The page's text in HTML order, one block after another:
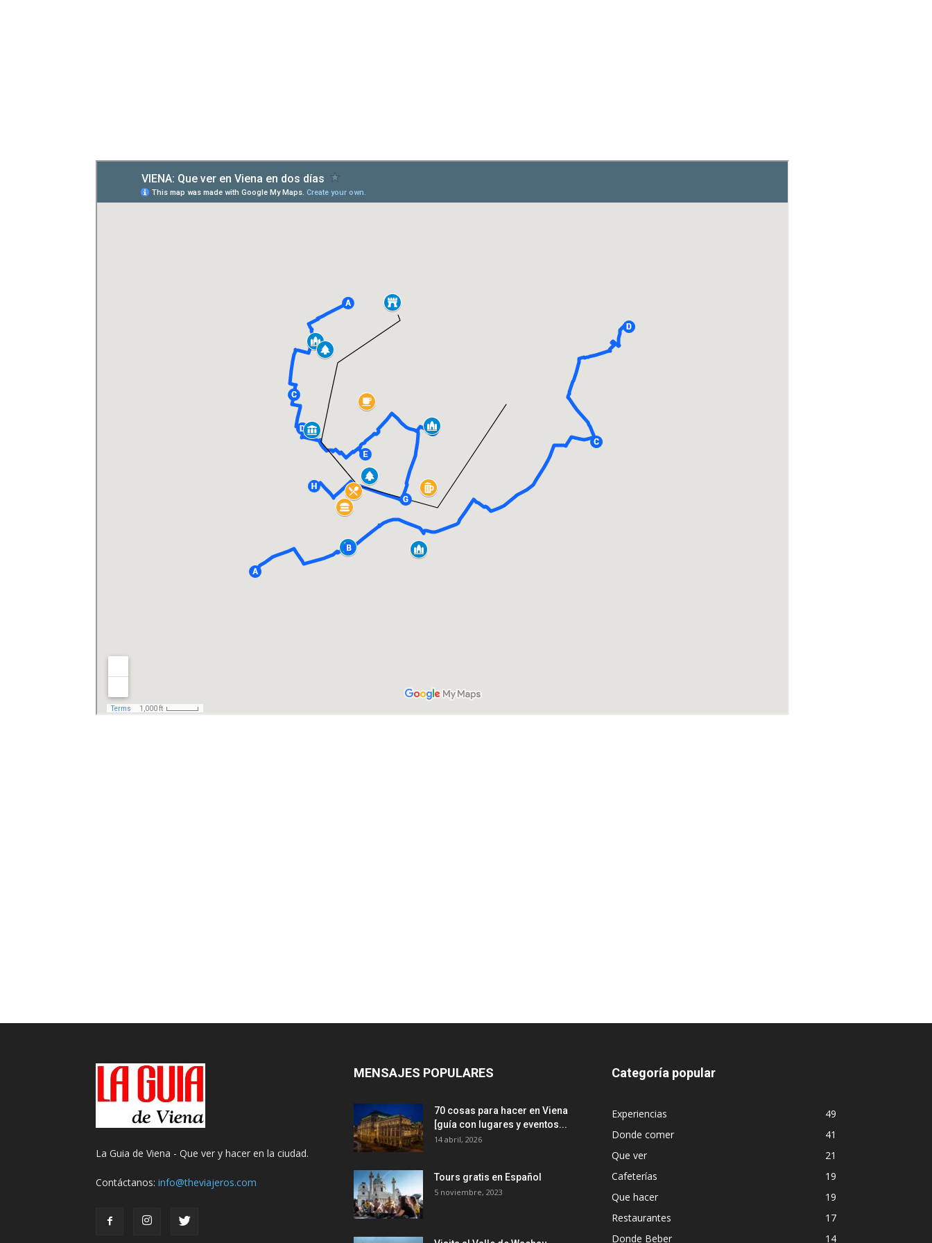
La Guia de Viena - Que ver y hacer en la ciudad.
Contáctanos: info@theviajeros.com
MENSAJES POPULARES
70 cosas para hacer en Viena
[guía con lugares y eventos...
14 abril, 2026
Tours gratis en Español
5 noviembre, 2023
Categoría popular
Experiencias
49
Donde comer
41
Que ver
21
Cafeterías
19
Que hacer
19
Restaurantes
17
Donde Beber
14